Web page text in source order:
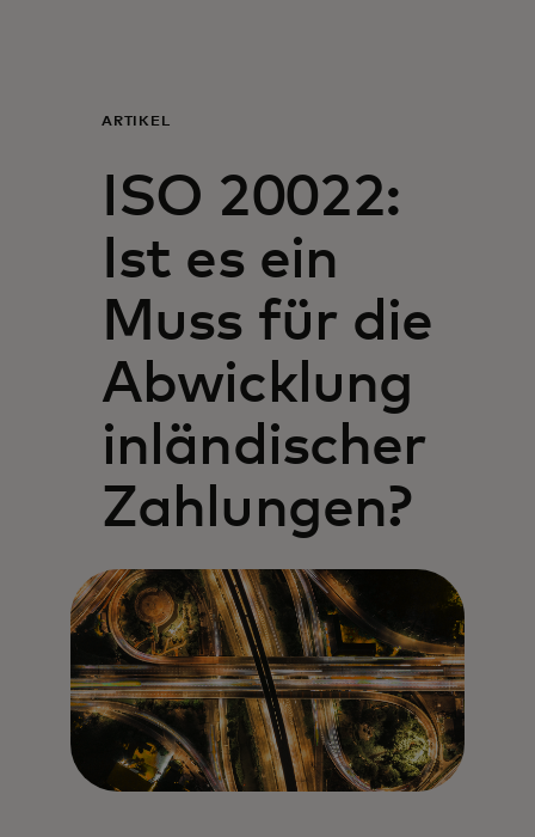
Für Unternehmen
Für die Welt
Für Innovatoren
Neuigkeiten und Trends
ARTIKEL
ISO 20022:
Ist es ein
Muss für die
Abwicklung
inländischer
Zahlungen?